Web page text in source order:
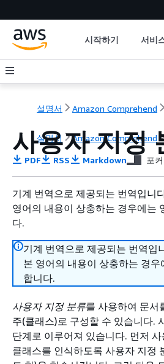
시작하기 서비
설명서 Amazon Comprehend
설명서 Amazon Comprehend
사용자 지정
PDF RSS Markdown 포
기계 번역으로 제공되는 번역입니
영어의 내용이 상충하는 경우에는
다.
기계 번역으로 제공되는 번역입
본 영어의 내용이 상충하는 경
합니다.
사용자 지정 분류를 사용하여 문서
주(클래스)로 구성할 수 있습니다.
단계로 이루어져 있습니다. 먼저
클래스를 인식하도록 사용자 지정